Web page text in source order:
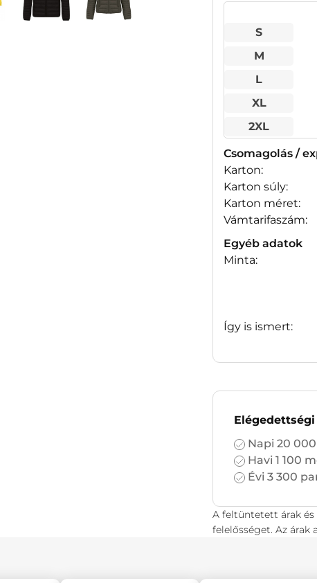
S
M
L
XL
2XL
Csomagolás /
Karton:
Karton súly:
Karton méret:
Vámtarifaszám:
Egyéb adatok
Minta:
Így is ismert:
Napi 20
Havi 1 100
Évi 3 300
A feltüntetett árak
felelősséget. Az árak